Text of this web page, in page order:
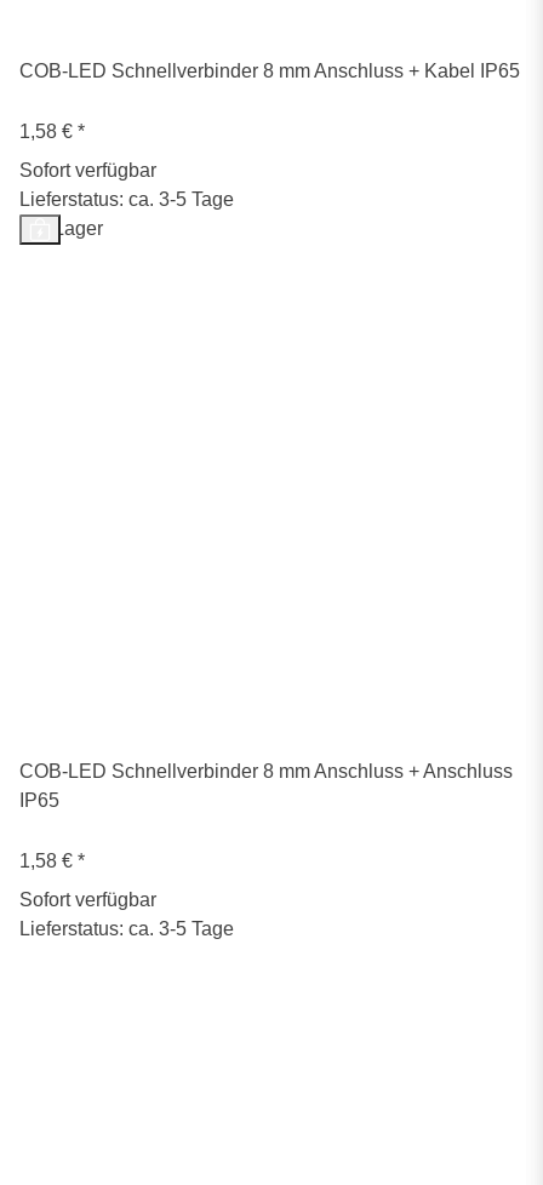
COB-LED Schnellverbinder 8 mm Anschluss + Kabel IP65
1,58 € *
Sofort verfügbar
Lieferstatus: ca. 3-5 Tage
Auf Lager
COB-LED Schnellverbinder 8 mm Anschluss + Anschluss
IP65
1,58 € *
Sofort verfügbar
Lieferstatus: ca. 3-5 Tage